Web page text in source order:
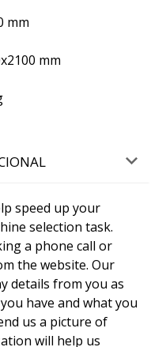
mm
mm
speed up your
selection task.
a phone call or
the website. Our
details from you as
have and what you
us a picture of
will help us
QV-05 en
a
conocimiento de
El
08/08/2026 00:12
junto con
Por
08/08/2026 00:20